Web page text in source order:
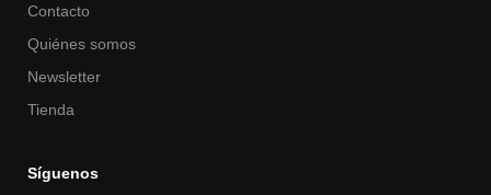
Contacto
Quiénes somos
Newsletter
Tienda
Síguenos